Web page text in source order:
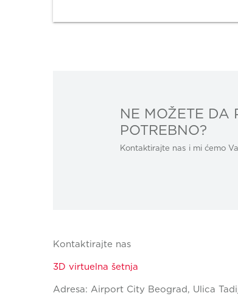
NE MOŽETE DA
POTREBNO?
Kontaktirajte nas i mi ćemo
Kontaktirajte nas
3D virtuelna šetnja
Adresa: Airport City Beograd, Ulica